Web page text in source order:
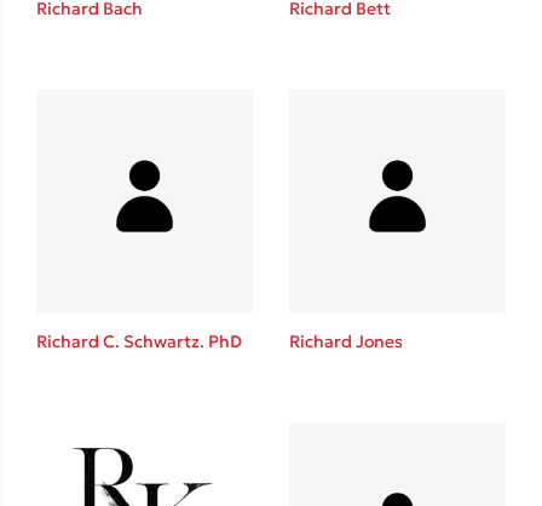
Richard Bach Richard Bett
Richard C. Schwartz. PhD Richard Jones